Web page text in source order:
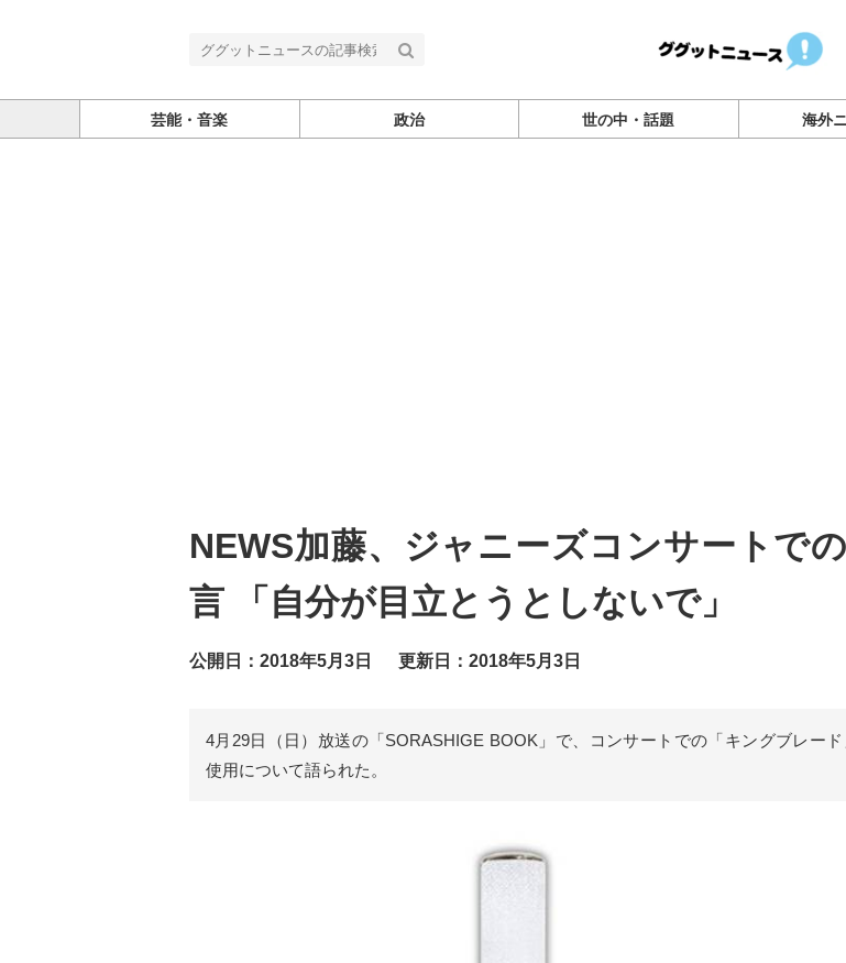
芸能・音楽 政治 世の中・話題 海外
NEWS加藤、ジャニーズコンサートで
言 「自分が目立とうとしないで」
公開日：2018年5月3日 更新日：2018年5月3日
4月29日（日）放送の「SORASHIGE BOOK」で、コンサートでの「キングブレー
使用について語られた。